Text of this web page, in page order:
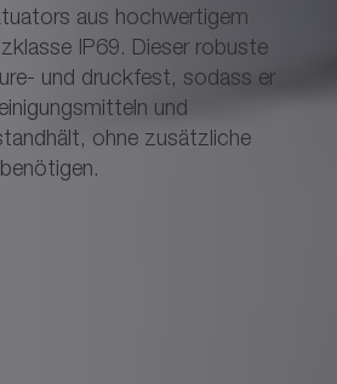
aus hochwertigem
IP69. Dieser robuste
und druckfest, sodass er
und
ohne zusätzliche